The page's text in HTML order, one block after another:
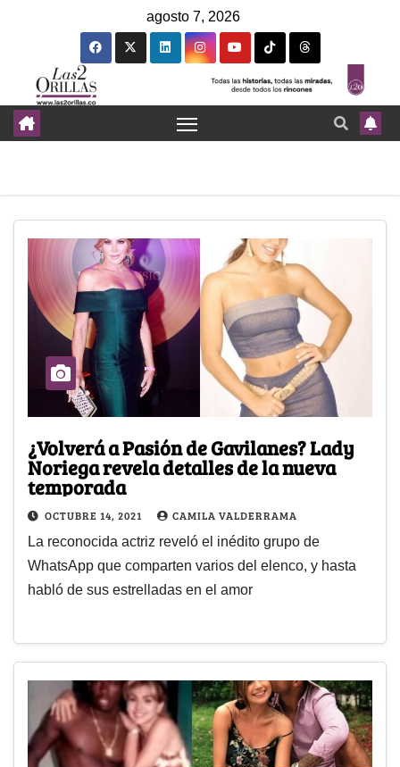
agosto 7, 2026
¿Volverá a Pasión de Gavilanes? Lady
Noriega revela detalles de la nueva
temporada
OCTUBRE 14, 2021 CAMILA VALDERRAMA
La reconocida actriz reveló el inédito grupo de
WhatsApp que comparten varios del elenco, y hasta
habló de sus estrelladas en el amor